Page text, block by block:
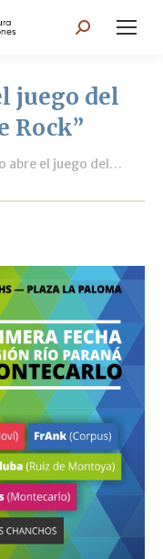
Search:
juego del
Rock”
abre el juego del…